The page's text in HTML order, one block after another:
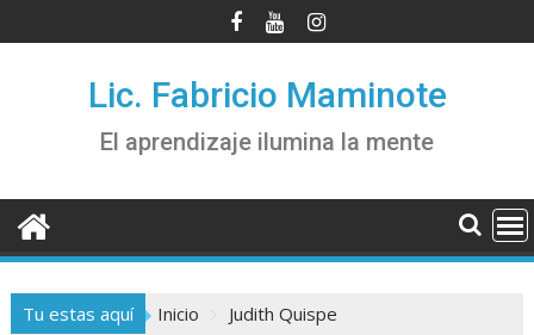
al
Lic. Fabricio Maminote
El aprendizaje ilumina la mente
Tu estas aquí Inicio Judith Quispe